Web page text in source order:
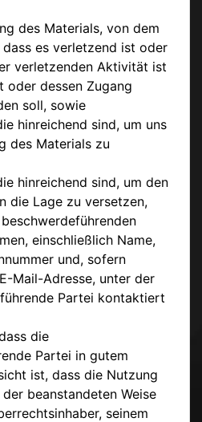
des Materials, von dem
es verletzend ist oder
verletzenden Aktivität ist
oder dessen Zugang
soll, sowie
hinreichend sind, um uns
des Materials zu
hinreichend sind, um den
die Lage zu versetzen,
einschließlich Name,
und, sofern
Mail-Adresse, unter der
Partei kontaktiert
die
Partei in gutem
ist, dass die Nutzung
beanstandeten Weise
seinem